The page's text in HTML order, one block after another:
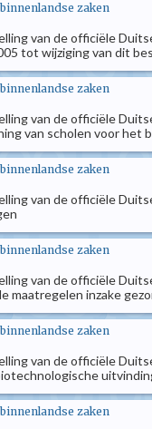
zaken
van de officiële
tot wijziging van dit
zaken
van de officiële
van scholen voor
zaken
van de officiële
zaken
van de officiële
maatregelen inzake
zaken
van de officiële
zaken